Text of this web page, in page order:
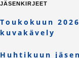
JÄSENKIRJEET
Toukokuun
kuvakävely
Huhtikuun